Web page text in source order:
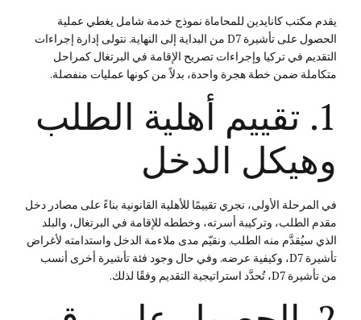
يقدم مكتب كانايدين للمحاماة نموذج خدمة شامل يغطي عملية
الحصول على تأشيرة D7 من البداية إلى النهاية. نتولى إدارة إجراءات
التقديم في تركيا وإجراءات تصريح الإقامة في البرتغال كمراحل
متكاملة ضمن خطة هجرة واحدة، بدلاً من كونها عمليات منفصلة.
1. تقييم أهلية الطلب
وهيكل الدخل
في المرحلة الأولى، نجري تقييمًا للأهلية القانونية بناءً على مصادر دخل
مقدم الطلب، وتركيبة أسرته، وخططه للإقامة في البرتغال، والبلد
الذي سيُقدَّم منه الطلب. ونقيّم مدى ملاءمة الدخل واستدامته لأغراض
تأشيرة D7، وكيفية عرضه. وفي حال وجود فئة تأشيرة أخرى أنسب
من تأشيرة D7، تُحدَّد استراتيجية التقديم وفقًا لذلك.